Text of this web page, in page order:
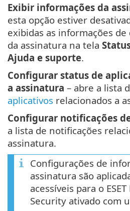
Exibir informações da
esta opção estiver
exibidas as informações de
da assinatura na tela
Ajuda e suporte.
Configurar status de
a assinatura – abre a lista
aplicativos relacionados a
Configurar notificações
a lista de notificações
assinatura.
Configurações de
assinatura são
acessíveis para o
Security ativado com